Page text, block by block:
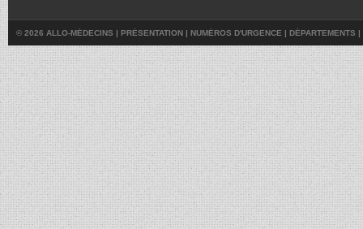
© 2026 ALLO-MÉDECINS | PRÉSENTATION | NUMÉROS D'URGENCE | DÉPARTEMENTS |